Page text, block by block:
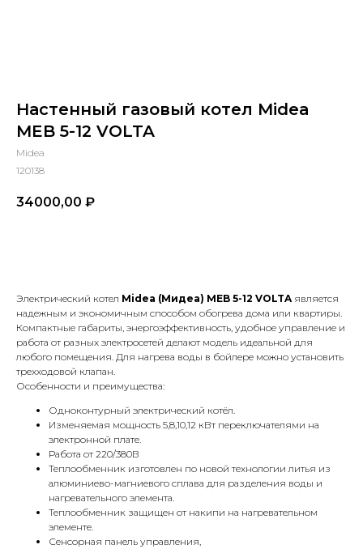
Настенный газовый котел Midea
MEB 5-12 VOLTA
Midea
120138
34000,00 ₽
Электрический котел Midea (Мидеа) MEB 5-12 VOLTA является
надежным и экономичным способом обогрева дома или квартиры.
Компактные габариты, энергоэффективность, удобное управление и
работа от разных электросетей делают модель идеальной для
любого помещения. Для нагрева воды в бойлере можно установить
трехходовой клапан.
Особенности и преимущества:
Одноконтурный электрический котёл.
Изменяемая мощность 5,8,10,12 кВт переключателями на
электронной плате.
Работа от 220/380В
Теплообменник изготовлен по новой технологии литья из
алюминиево-магниевого сплава для разделения воды и
нагревательного элемента.
Теплообменник защищен от накипи на нагревательном
элементе.
Сенсорная панель управления,